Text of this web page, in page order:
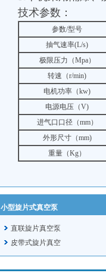
技术参数：
参数/型号
抽气速率(L/s)
极限压力（Mpa）
转速（r/min)
电机功率（kw)
电源电压（V)
进气口口径（mm）
外形尺寸（mm)
重量（Kg）
小型旋片式真空泵
直联旋片真空泵
皮带式旋片真空